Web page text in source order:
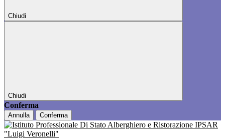
Chiudi
Chiudi
Conferma
Annulla Conferma